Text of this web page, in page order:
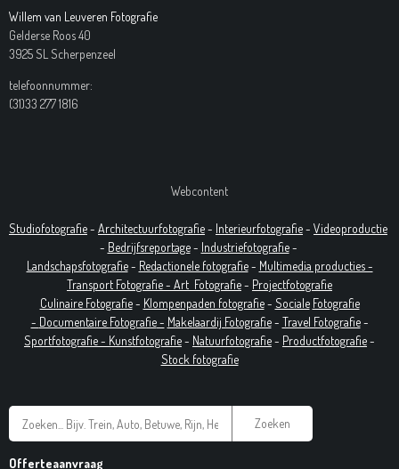
Willem van Leuveren Fotografie
Gelderse Roos 40
3925 SL Scherpenzeel
telefoonnummer:
(31)33 277 1816
Webcontent
Studiofotografie- Architectuurfotografie- Interieurfotografie- Videoproductie
- Bedrijfsreportage- Industriefotografie-
Landschapsfotografie- Redactionele fotografie- Multimedia producties -
Transport Fotografie - Art Fotografie- Projectfotografie
Culinaire Fotografie- Klompenpaden fotografie- Sociale Fotografie
- Documentaire Fotografie- Makelaardij Fotografie- Travel Fotografie-
Sportfotografie - Kunstfotografie- Natuurfotografie- Productfotografie-
Stock fotografie
Zoeken
Offerteaanvraag